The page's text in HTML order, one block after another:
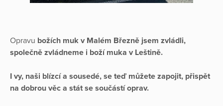
Opravu božích muk v Malém Březně jsem zvládli,
společně zvládneme i boží muka v Leštině.
I vy, naši blízcí a sousedé, se teď můžete zapojit, přispět
na dobrou věc a stát se součástí oprav.